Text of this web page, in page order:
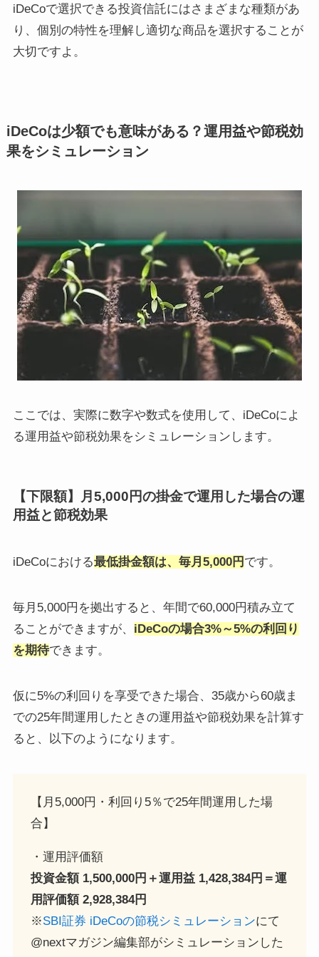
iDeCoで選択できる投資信託にはさまざまな種類があ
り、個別の特性を理解し適切な商品を選択することが
大切ですよ。
iDeCoは少額でも意味がある？運用益や節税効
果をシミュレーション
ここでは、実際に数字や数式を使用して、iDeCoによ
る運用益や節税効果をシミュレーションします。
【下限額】月5,000円の掛金で運用した場合の運
用益と節税効果
iDeCoにおける最低掛金額は、毎月5,000円 です。
毎月5,000円を拠出すると、年間で60,000円積み立て
ることができますが、 iDeCoの場合3%～5%の利回り
を期待できます。
仮に5%の利回りを享受できた場合、35歳から60歳ま
での25年間運用したときの運用益や節税効果を計算す
ると、以下のようになります。
【月5,000円・利回り5％で25年間運用した場
合】
・運用評価額
投資金額 1,500,000円＋運用益 1,428,384円＝運
用評価額 2,928,384円
※SBI証券 iDeCoの節税シミュレーションにて
@nextマガジン編集部がシミュレーションした